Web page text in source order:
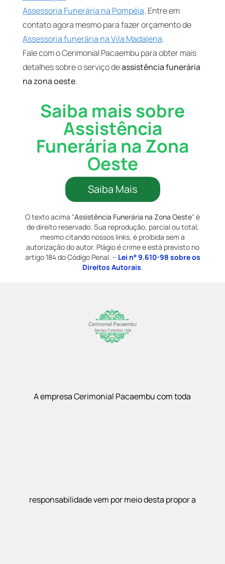
Assessoria Funerária na Pompéia. Entre em
contato agora mesmo para fazer orçamento de
Assessoria funerária na Vila Madalena.
Fale com o Cerimonial Pacaembu para obter mais
detalhes sobre o serviço deassistência funerária
na zona oeste.
Saiba mais sobre
Assistência
Funerária na Zona
Oeste
Saiba Mais
O texto acima "Assistência Funerária na Zona Oeste" é
de direito reservado. Sua reprodução, parcial ou total,
mesmo citando nossos links, é proibida sem a
autorização do autor. Plágio é crime e está previsto no
artigo 184 do Código Penal. – Lei n° 9.610-98 sobre os
Direitos Autorais.
A empresa Cerimonial Pacaembu com toda
responsabilidade vem por meio desta propor a